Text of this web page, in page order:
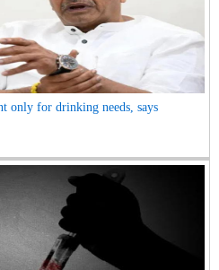
only for drinking needs, says